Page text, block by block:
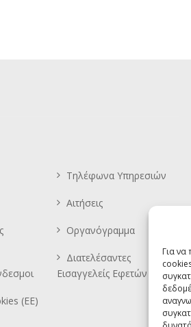
Για να
Τηλέφωνα Υπηρεσιών
Αιτήσεις
Οργανόγραμμα
Διατελέσαντες
Εισαγγελείς Εφετών
(ΕΕ)